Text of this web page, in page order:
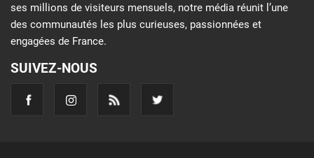
ses millions de visiteurs mensuels, notre média réunit l’une
des communautés les plus curieuses, passionnées et
engagées de France.
SUIVEZ-NOUS